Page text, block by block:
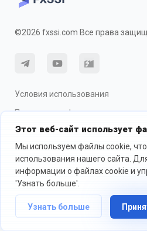
Этот веб-сайт использует
Мы используем файлы cookie,
использования нашего сайта.
информации о файлах cookie и
'Узнать больше'.
Узнать больше
©2026 fxssi.com Все права
Условия использования
Политика конфиденциальности
Использование cookie
Веб-сайт управляется FXSSI LTD
(Англия) | 71-75 Shelton Street, London,
Мы рекомендуем вам обратиться за
консультацией и убедиться, что вы
прежде чем торговать.